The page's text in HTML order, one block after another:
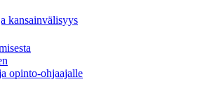
kansainvälisyys
opinto-ohjaajalle